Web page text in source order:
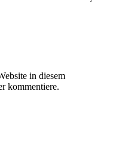
in diesem
kommentiere.